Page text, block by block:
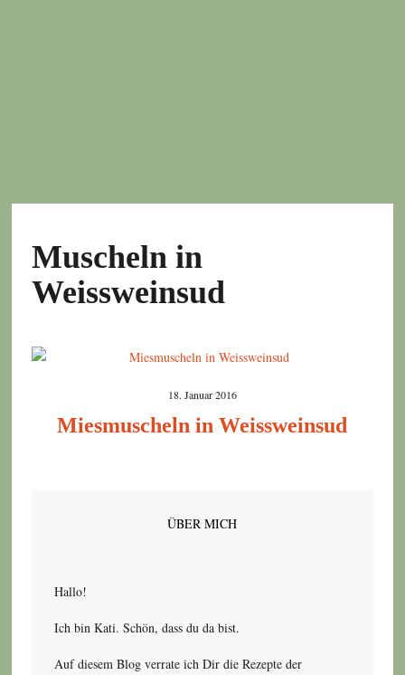
Muscheln in
Weissweinsud
18. Januar 2016
Miesmuscheln in Weissweinsud
ÜBER MICH
Hallo!
Ich bin Kati. Schön, dass du da bist.
Auf diesem Blog verrate ich Dir die Rezepte der